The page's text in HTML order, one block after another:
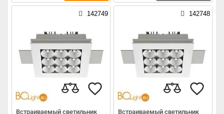
142749
Встраиваемый светильник
142748
Встраиваемый светильник